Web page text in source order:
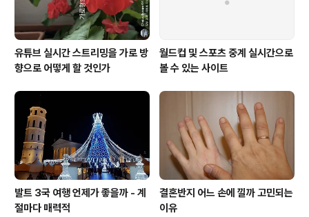
유튜브 실시간 스트리밍을 가로 방
향으로 어떻게 할 것인가
월드컵 및 스포츠 중계 실시간으로
볼 수 있는 사이트
발트 3국 여행 언제가 좋을까 - 계
절마다 매력적
결혼반지 어느 손에 낄까 고민되는
이유